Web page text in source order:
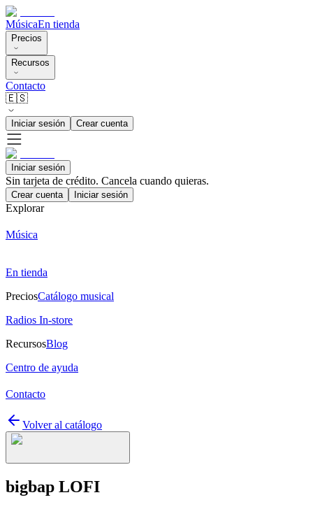
MúsicaEn tienda
Precios
Recursos
Contacto
🇪🇸
Iniciar sesión Crear cuenta
Iniciar sesión
Sin tarjeta de crédito. Cancela cuando quieras.
Crear cuenta Iniciar sesión
Explorar
Música
En tienda
PreciosCatálogo musical
Radios In-store
RecursosBlog
Centro de ayuda
Contacto
Volver al catálogo
bigbap LOFI